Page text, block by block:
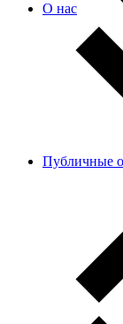
О нас
Публичные